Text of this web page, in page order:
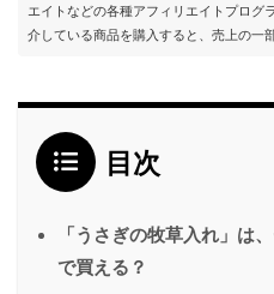
エイトなどの各種アフィリエイトプログ
介している商品を購入すると、売上の一
目次
「うさぎの牧草入れ」は
で買える？